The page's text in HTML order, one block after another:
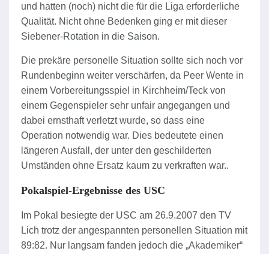
und hatten (noch) nicht die für die Liga erforderliche
Qualität. Nicht ohne Bedenken ging er mit dieser
Siebener-Rotation in die Saison.
Die prekäre personelle Situation sollte sich noch vor
Rundenbeginn weiter verschärfen, da Peer Wente in
einem Vorbereitungsspiel in Kirchheim/Teck von
einem Gegenspieler sehr unfair angegangen und
dabei ernsthaft verletzt wurde, so dass eine
Operation notwendig war. Dies bedeutete einen
längeren Ausfall, der unter den geschilderten
Umständen ohne Ersatz kaum zu verkraften war..
Pokalspiel-Ergebnisse des USC
Im Pokal besiegte der USC am 26.9.2007 den TV
Lich trotz der angespannten personellen Situation mit
89:82. Nur langsam fanden jedoch die „Akademiker“